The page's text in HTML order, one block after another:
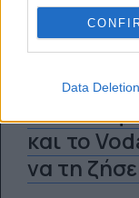
Data Deletion
Μια νέα
και το
να τη